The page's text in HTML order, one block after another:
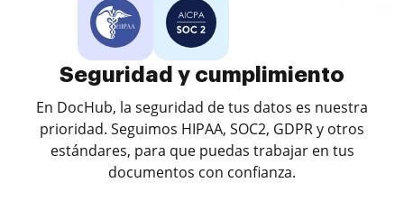
Seguridad y cumplimiento
En DocHub, la seguridad de tus datos es nuestra
prioridad. Seguimos HIPAA, SOC2, GDPR y otros
estándares, para que puedas trabajar en tus
documentos con confianza.